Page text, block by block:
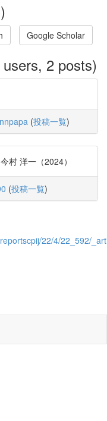
Google Scholar
2 posts)
(投稿一覧)
村 洋一（2024）
(投稿一覧)
22/4/22_592/